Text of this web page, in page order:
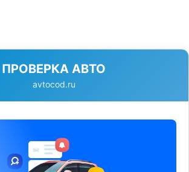
ПРОВЕРКА АВТО
avtocod.ru